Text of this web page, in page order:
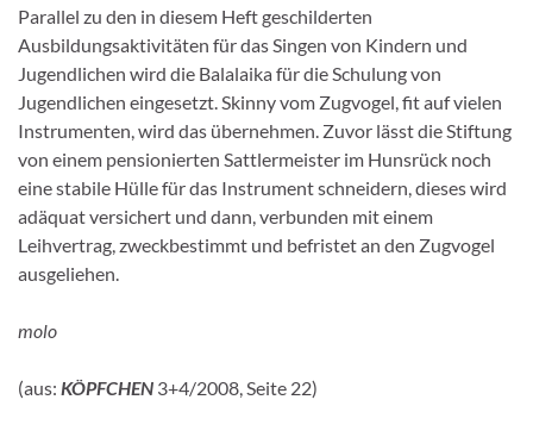
Parallel zu den in diesem Heft geschilderten
Ausbildungsaktivitäten für das Singen von Kindern und
Jugendlichen wird die Balalaika für die Schulung von
Jugendlichen eingesetzt. Skinny vom Zugvogel, fit auf vielen
Instrumenten, wird das übernehmen. Zuvor lässt die Stiftung
von einem pensionierten Sattlermeister im Hunsrück noch
eine stabile Hülle für das Instrument schneidern, dieses wird
adäquat versichert und dann, verbunden mit einem
Leihvertrag, zweckbestimmt und befristet an den Zugvogel
ausgeliehen.
molo
(aus: KÖPFCHEN 3+4/2008, Seite 22)